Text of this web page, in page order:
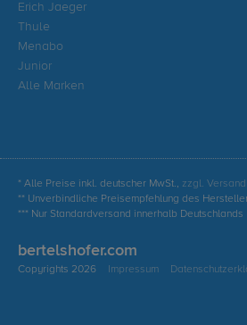
Erich Jaeger
Thule
Menabo
Junior
Alle Marken
* Alle Preise inkl. deutscher MwSt., zzgl.
** Unverbindliche Preisempfehlung des
*** Nur Standardversand innerhalb Deutschlands
bertelshofer.com
Copyrights 2026 Impressum